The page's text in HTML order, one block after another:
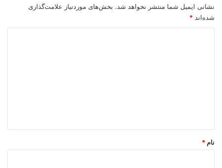
نشانی ایمیل شما منتشر نخواهد شد. بخش‌های موردنیاز علامت‌گذاری
شده‌اند *
نام *